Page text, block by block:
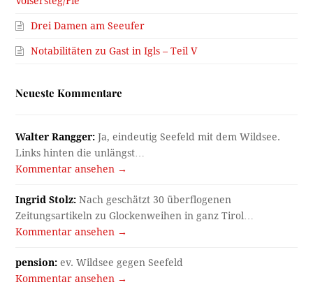
Drei Damen am Seeufer
Notabilitäten zu Gast in Igls – Teil V
Neueste Kommentare
Walter Rangger: Ja, eindeutig Seefeld mit dem Wildsee.
Links hinten die unlängst…
Kommentar ansehen →
Ingrid Stolz: Nach geschätzt 30 überflogenen
Zeitungsartikeln zu Glockenweihen in ganz Tirol…
Kommentar ansehen →
pension: ev. Wildsee gegen Seefeld
Kommentar ansehen →